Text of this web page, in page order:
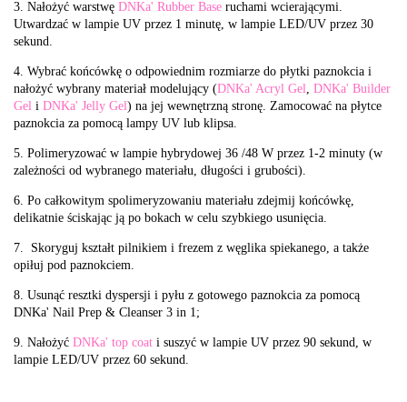
3. Nałożyć warstwę DNKa' Rubber Base ruchami wcierającymi.
Utwardzać w lampie UV przez 1 minutę, w lampie LED/UV przez 30
sekund.
4. Wybrać końcówkę o odpowiednim rozmiarze do płytki paznokcia i
nałożyć wybrany materiał modelujący (DNKa' Acryl Gel, DNKa' Builder
Gel i DNKa' Jelly Gel) na jej wewnętrzną stronę. Zamocować na płytce
paznokcia za pomocą lampy UV lub klipsa.
5. Polimeryzować w lampie hybrydowej 36 /48 W przez 1-2 minuty (w
zależności od wybranego materiału, długości i grubości).
6. Po całkowitym spolimeryzowaniu materiału zdejmij końcówkę,
delikatnie ściskając ją po bokach w celu szybkiego usunięcia.
7. Skoryguj kształt pilnikiem i frezem z węglika spiekanego, a także
opiłuj pod paznokciem.
8. Usunąć resztki dyspersji i pyłu z gotowego paznokcia za pomocą
DNKa' Nail Prep & Cleanser 3 in 1;
9. Nałożyć DNKa' top coat i suszyć w lampie UV przez 90 sekund, w
lampie LED/UV przez 60 sekund.